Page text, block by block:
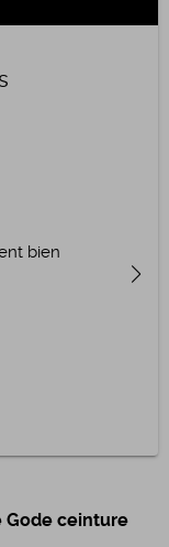
bien
ens
Gode ceinture